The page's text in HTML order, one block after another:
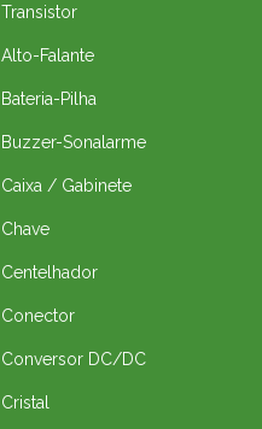
Transistor
Alto-Falante
Bateria-Pilha
Buzzer-Sonalarme
Caixa / Gabinete
Chave
Centelhador
Conector
Conversor DC/DC
Cristal